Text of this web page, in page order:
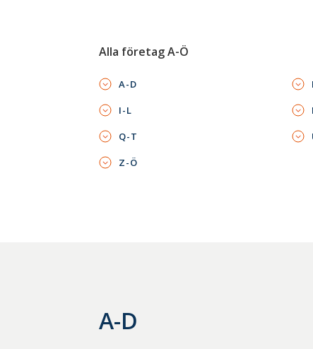
Alla företag A-Ö
A-D
I-L
Q-T
Z-Ö
A-D